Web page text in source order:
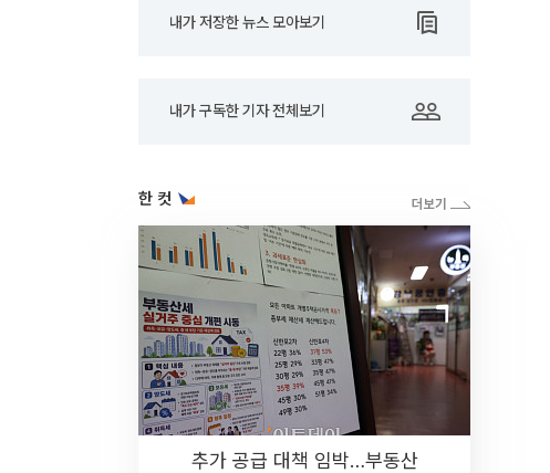
내가 저장한 뉴스 모아보기
내가 구독한 기자 전체보기
한 컷
추가 공급 대책 임박…부동산